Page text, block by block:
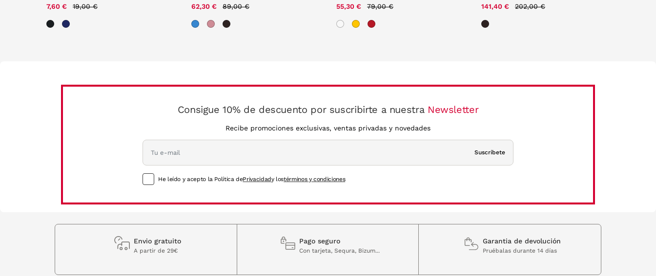
7,60 € 19,00 € 62,30 € 89,00 € 55,30 € 79,00 € 141,40 € 202,00 €
Consigue 10% de descuento por suscribirte a nuestra Newsletter
Recibe promociones exclusivas, ventas privadas y novedades
Suscríbete
He leído y acepto la Política dePrivacidady lostérminos y condiciones
Envio gratuito
A partir de 29€
Pago seguro
Con tarjeta, Sequra, Bizum...
Garantia de devolución
Pruébalas durante 14 días